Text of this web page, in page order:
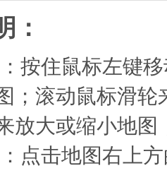
：
按住鼠标左键
；滚动鼠标滑
放大或缩小地图
点击地图右上方